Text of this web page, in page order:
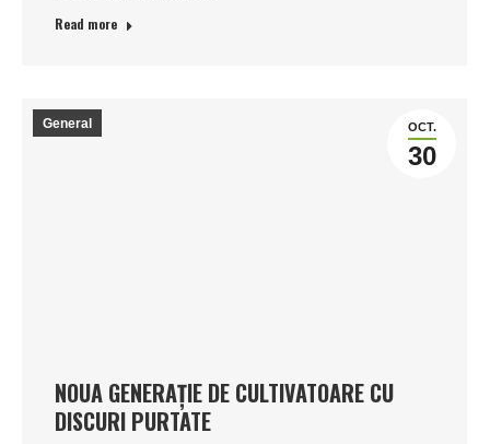
Read more
OCT.
30
General
NOUA GENERAȚIE DE CULTIVATOARE CU
DISCURI PURTATE